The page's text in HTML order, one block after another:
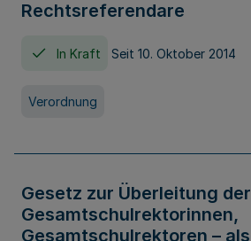
Rechtsreferendare
In Kraft Seit 10. Oktober 2014
Verordnung
Gesetz zur Überleitung der
Gesamtschulrektorinnen,
Gesamtschulrektoren – als